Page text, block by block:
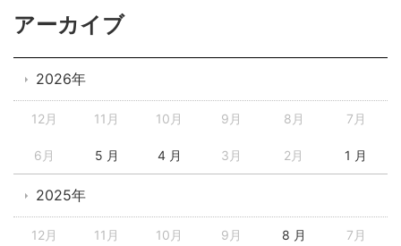
アーカイブ
2026年
12月 11月 10月 9月 8月 7月
6月 5 月 4 月 3月 2月 1 月
2025年
12月 11月 10月 9月 8 月 7月